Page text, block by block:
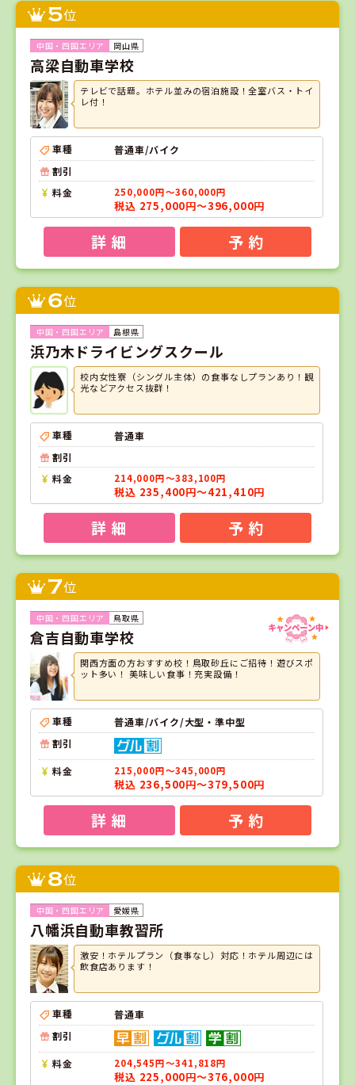
5位
岡山県
高梁自動車学校
テレビで話題。ホテル並みの宿泊施設！全室バス・トイ
レ付！
車種
普通車/バイク
割引
料金
250,000円～360,000円
税込 275,000円～396,000円
詳 細 予 約
6位
島根県
浜乃木ドライビングスクール
校内女性寮（シングル主体）の食事なしプランあり！観
光などアクセス抜群！
車種
普通車
割引
料金
214,000円～383,100円
税込 235,400円～421,410円
詳 細 予 約
7位
鳥取県
倉吉自動車学校
関西方面の方おすすめ校！鳥取砂丘にご招待！遊びスポ
ット多い！ 美味しい食事！充実設備！
車種
普通車/バイク/大型・準中型
割引
料金 215,000円～345,000円
税込 236,500円～379,500円
詳 細 予 約
8位
愛媛県
八幡浜自動車教習所
激安！ホテルプラン（食事なし）対応！ホテル周辺には
飲食店あります！
車種
普通車
割引
料金 204,545円～341,818円
税込 225,000円～376,000円